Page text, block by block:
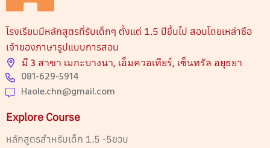
โรงเรียนมีหลักสูตรที่รับเด็กๆ ตั้งแต่ 1.5 ปีขึ้นไป สอนโดยเหล่าซือ
เจ้าของภาษารูปแบบการสอน
มี 3 สาขา เมกะบางนา, เอ็มควอเทียร์, เซ็นทรัล อยุธยา
081-629-5914
Haole.chn@gmail.com
Explore Course
หลักสูตรสำหรับเด็ก 1.5 -5ขวบ